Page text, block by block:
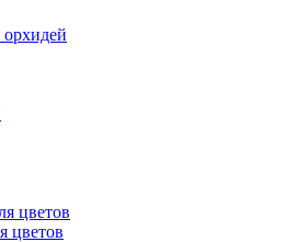
цветов
цветов